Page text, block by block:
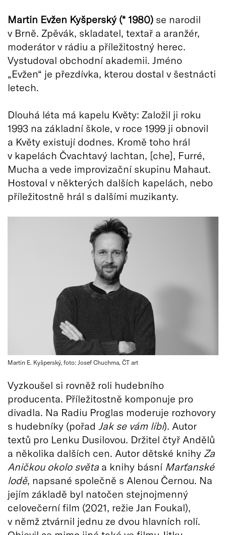
Martin Evžen Kyšperský (* 1980) se narodil
v Brně. Zpěvák, skladatel, textař a aranžér,
moderátor v rádiu a příležitostný herec.
Vystudoval obchodní akademii. Jméno
„Evžen“ je přezdívka, kterou dostal v šestnácti
letech.
Dlouhá léta má kapelu Květy: Založil ji roku
1993 na základní škole, v roce 1999 ji obnovil
a Květy existují dodnes. Kromě toho hrál
v kapelách Čvachtavý lachtan, [che], Furré,
Mucha a vede improvizační skupinu Mahaut.
Hostoval v některých dalších kapelách, nebo
příležitostně hrál s dalšími muzikanty.
Martin E. Kyšperský, foto: Josef Chuchma, ČT art
Vyzkoušel si rovněž roli hudebního
producenta. Příležitostně komponuje pro
divadla. Na Radiu Proglas moderuje rozhovory
s hudebníky (pořad Jak se vám líbí). Autor
textů pro Lenku Dusilovou. Držitel čtyř Andělů
a několika dalších cen. Autor dětské knihy Za
Aničkou okolo světa a knihy básní Marťanské
lodě, napsané společně s Alenou Černou. Na
jejím základě byl natočen stejnojmenný
celovečerní film (2021, režie Jan Foukal),
v němž ztvárnil jednu ze dvou hlavních rolí.